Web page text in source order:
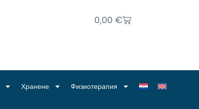
0,00 €
Хранене Физиотерапия